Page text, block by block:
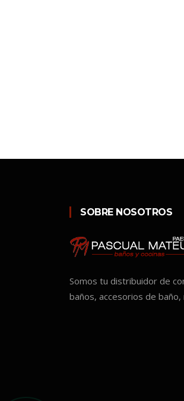
SOBRE NOSOTROS
Somos tu distribuidor de
baños, accesorios de